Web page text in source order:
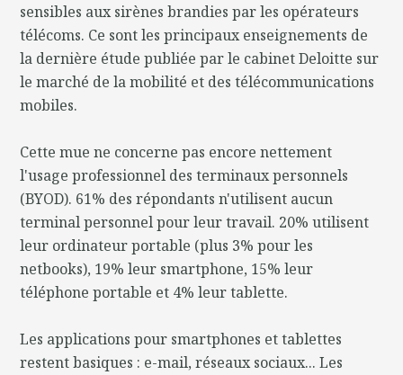
sensibles aux sirènes brandies par les opérateurs
télécoms. Ce sont les principaux enseignements de
la dernière étude publiée par le cabinet Deloitte sur
le marché de la mobilité et des télécommunications
mobiles.
Cette mue ne concerne pas encore nettement
l'usage professionnel des terminaux personnels
(BYOD). 61% des répondants n'utilisent aucun
terminal personnel pour leur travail. 20% utilisent
leur ordinateur portable (plus 3% pour les
netbooks), 19% leur smartphone, 15% leur
téléphone portable et 4% leur tablette.
Les applications pour smartphones et tablettes
restent basiques : e-mail, réseaux sociaux... Les